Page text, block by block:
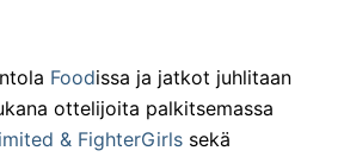
Foodissa ja jatkot juhlitaan
ottelijoita palkitsemassa
& FighterGirls sekä